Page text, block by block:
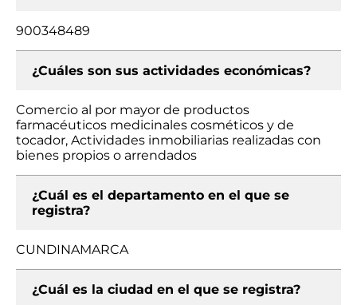
900348489
¿Cuáles son sus actividades económicas?
Comercio al por mayor de productos
farmacéuticos medicinales cosméticos y de
tocador, Actividades inmobiliarias realizadas con
bienes propios o arrendados
¿Cuál es el departamento en el que se
registra?
CUNDINAMARCA
¿Cuál es la ciudad en el que se registra?